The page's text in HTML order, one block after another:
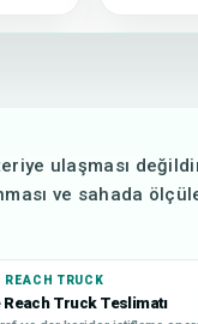
ulaşması
ve sahada
TRUCK
Reach Truck Teslimatı